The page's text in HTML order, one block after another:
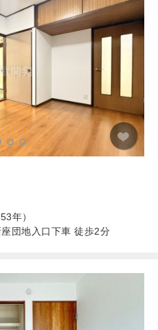
年）
団地入口下車 徒歩2分